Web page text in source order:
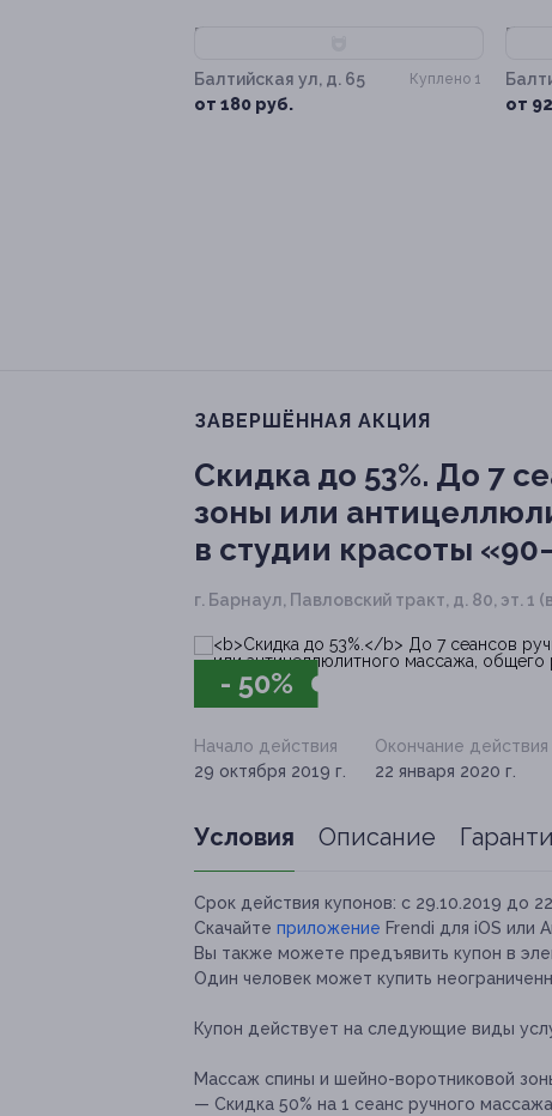
Балтийская ул, д. 65
от 180 руб.
Куплено 1
от
ЗАВЕРШЁННАЯ АКЦИЯ
Скидка до 53%. До 7
зоны или
в студии красоты
г. Барнаул, Павловский тракт, д. 80, эт. 1
- 50%
Начало действия
29 октября 2019 г.
Окончание действия
22 января 2020 г.
Условия Описание
Срок действия купонов: с 29.10.2019 до
Скачайте приложение Frendi для iOS или
Вы также можете предъявить купон в
Один человек может купить
Купон действует на следующие виды
Массаж спины и шейно-воротниковой
— Скидка 50% на 1 сеанс ручного